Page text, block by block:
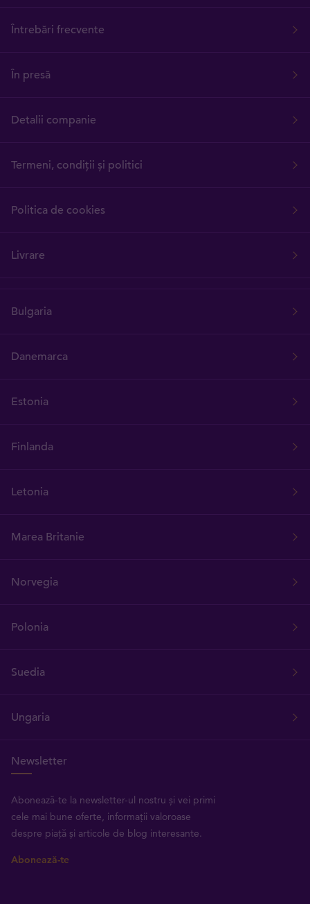
Întrebări frecvente
În presă
Detalii companie
Termeni, condiții și politici
Politica de cookies
Livrare
Bulgaria
Danemarca
Estonia
Finlanda
Letonia
Marea Britanie
Norvegia
Polonia
Suedia
Ungaria
Newsletter
Abonează-te la newsletter-ul nostru și vei primi
cele mai bune oferte, informații valoroase
despre piață și articole de blog interesante.
Abonează-te